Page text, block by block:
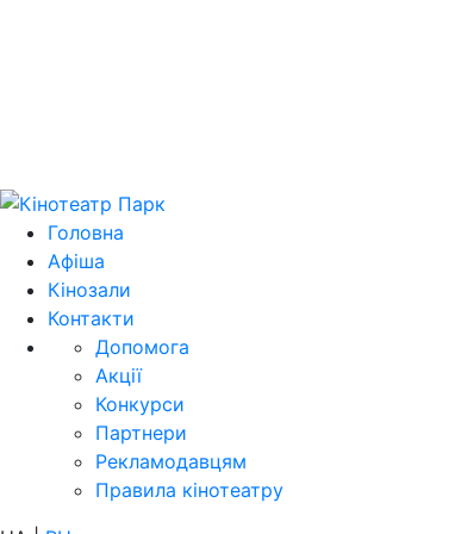
Головна
Афіша
Кінозали
Контакти
Допомога
Акції
Конкурси
Партнери
Рекламодавцям
Правила кінотеатру